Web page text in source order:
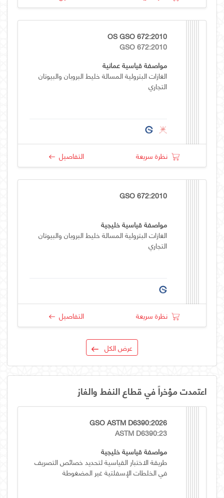
OS GSO 672:2010
GSO 672:2010
مواصفة قياسية عمانية
الغازات البترولية المسالة خليط البروبان والبيوتان
التجاري
نظرة سريعة التفاصيل
GSO 672:2010
مواصفة قياسية خليجية
الغازات البترولية المسالة خليط البروبان والبيوتان
التجاري
نظرة سريعة التفاصيل
عرض الكل
اعتمدت مؤخراً في قطاع النفط والغاز
GSO ASTM D6390:2026
ASTM D6390:23
مواصفة قياسية خليجية
طريقة الاختبار القياسية لتحديد خصائص التصريف
في الخلطات الإسفلتية غير المضغوطة